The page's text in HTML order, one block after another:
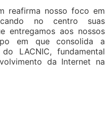
reafirma nosso foco em
no centro suas
entregamos aos nossos
em que consolida a
LACNIC, fundamental
da Internet na